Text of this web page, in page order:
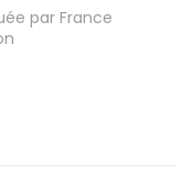
par France